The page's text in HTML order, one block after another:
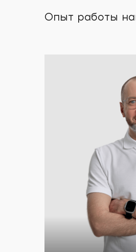
Опыт работы